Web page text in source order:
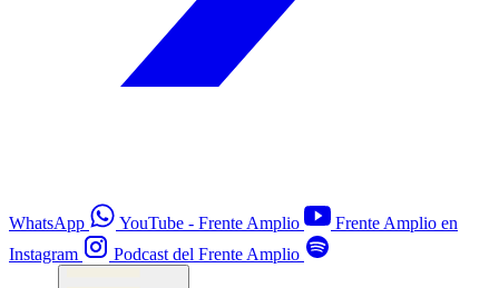
WhatsApp YouTube - Frente Amplio
Frente Amplio en
Instagram
Podcast del Frente Amplio